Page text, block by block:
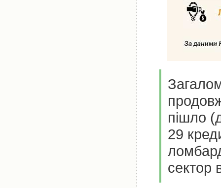
пішло
29
сектор